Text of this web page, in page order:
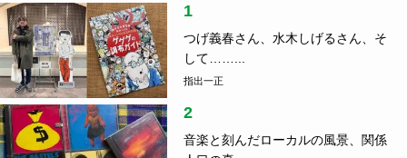
1
つげ義春さん、水木しげるさん、そ
して……...
指出一正
2
音楽と刻んだローカルの風景、関係